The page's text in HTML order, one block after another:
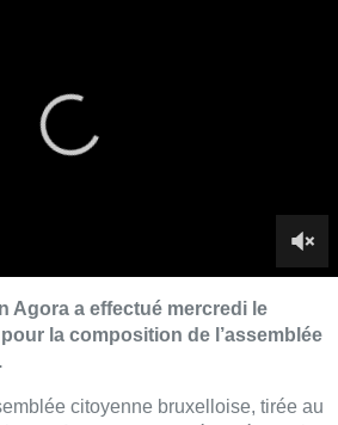
Agora, sera représentée par le
au parlement bruxellois. Le
assez abstraite qu’il convient de
estime Jean Rosenfeld, membre du
démocratique inédit en région
de tous les Bruxellois dans la